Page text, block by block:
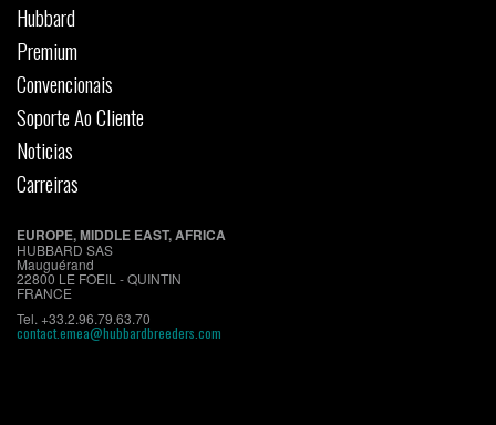
Hubbard
Premium
Convencionais
Soporte Ao Cliente
Noticias
Carreiras
EUROPE, MIDDLE EAST, AFRICA
HUBBARD SAS
Mauguérand
22800 LE FOEIL - QUINTIN
FRANCE
Tel. +33.2.96.79.63.70
contact.emea@hubbardbreeders.com